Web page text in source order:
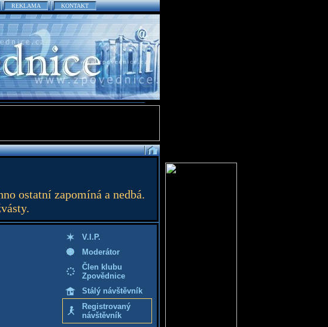
REKLAMA KONTAKT
ostatní zapomíná a nedbá.
V.I.P.
Moderátor
Člen klubu
Zpovědnice
Stálý návštěvník
Registrovaný
návštěvník